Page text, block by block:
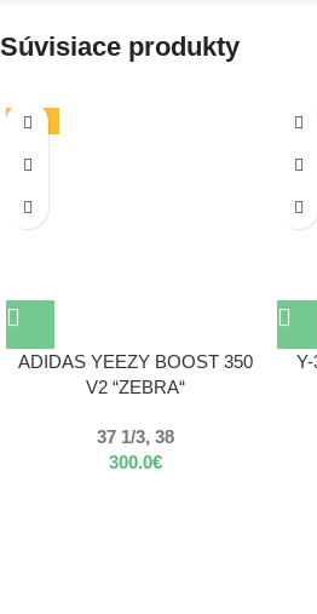
Súvisiace produkty
-19%
ADIDAS YEEZY BOOST 350
V2 “ZEBRA“
37 1/3, 38
300.0€